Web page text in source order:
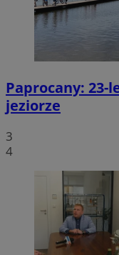
Paprocany: 23-
jeziorze
3
4